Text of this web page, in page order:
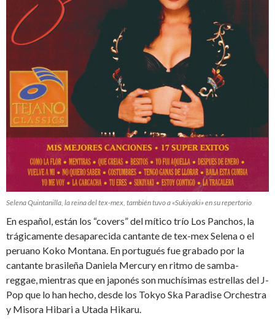
Selena Quintanilla, la reina del tex-mex, también tuvo a «Sukiyaki» en su repertorio
En español, están los “covers” del mítico trío Los Panchos, la
trágicamente desaparecida cantante de tex-mex Selena o el
peruano Koko Montana. En portugués fue grabado por la
cantante brasileña Daniela Mercury en ritmo de samba-
reggae, mientras que en japonés son muchísimas estrellas del J-
Pop que lo han hecho, desde los Tokyo Ska Paradise Orchestra
y Misora Hibari a Utada Hikaru.